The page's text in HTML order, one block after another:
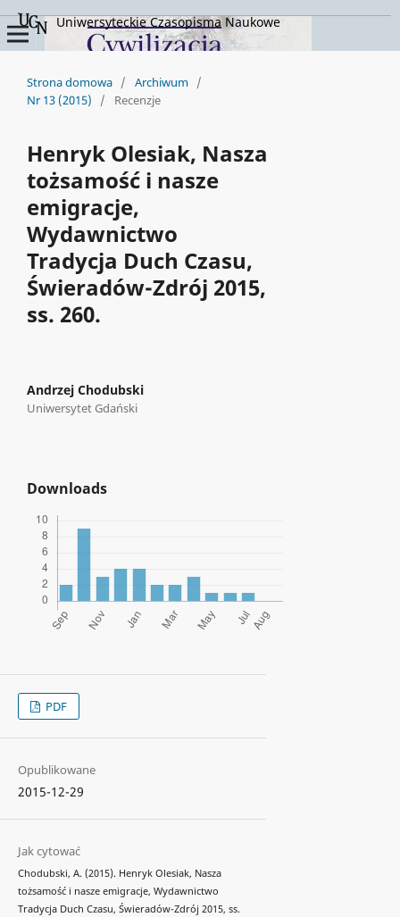
Uniwersyteckie Czasopisma Naukowe
Strona domowa / Archiwum /
Nr 13 (2015)
/ Recenzje
Henryk Olesiak, Nasza
tożsamość i nasze
emigracje,
Wydawnictwo
Tradycja Duch Czasu,
Świeradów-Zdrój 2015,
ss. 260.
Andrzej Chodubski
Uniwersytet Gdański
Downloads
PDF
Opublikowane
2015-12-29
Jak cytować
Chodubski, A. (2015). Henryk Olesiak, Nasza
tożsamość i nasze emigracje, Wydawnictwo
Tradycja Duch Czasu, Świeradów-Zdrój 2015, ss.